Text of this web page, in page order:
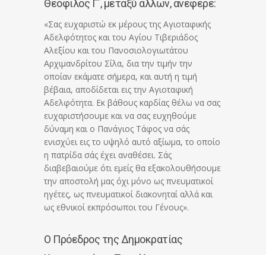
Θεόφιλος Γ΄, μεταξύ άλλων, ανέφερε:
«Σας ευχαριστώ εκ μέρους της Αγιοταφικής
Αδελφότητος και του Αγίου Τιβεριάδος
Αλεξίου και του Πανοσιολογιωτάτου
Αρχιμανδρίτου Σίλα, δια την τιμήν την
οποίαν εκάματε σήμερα, και αυτή η τιμή
βέβαια, αποδίδεται εις την Αγιοταφική
Αδελφότητα. Εκ βάθους καρδίας θέλω να σας
ευχαριστήσουμε και να σας ευχηθούμε
δύναμη και ο Πανάγιος Τάφος να σάς
ενισχύει εις το υψηλό αυτό αξίωμα, το οποίο
η πατρίδα σάς έχει αναθέσει. Σάς
διαβεβαιούμε ότι εμείς θα εξακολουθήσουμε
την αποστολή μας όχι μόνο ως πνευματικοί
ηγέτες, ως πνευματικοί διακονηταί αλλά και
ως εθνικοί εκπρόσωποι του Γένους».
Ο Πρόεδρος της Δημοκρατίας